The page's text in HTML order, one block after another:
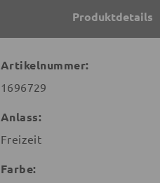
Produktdetails
Artikelnummer:
1696729
Anlass:
Freizeit
Farbe: